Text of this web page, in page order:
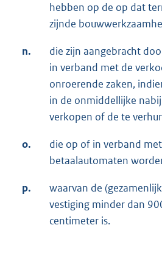
hebben op de op dat
zijnde
n.
die zijn aangebracht
in verband met de
onroerende zaken,
in de onmiddellijke
verkopen of de te
o.
die op of in verband
betaalautomaten
p.
waarvan de
vestiging minder dan
centimeter is.